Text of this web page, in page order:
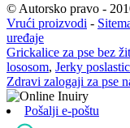
© Autorsko pravo -
Vrući proizvodi -
uređaje
Grickalice za pse bez
lososom, Jerky
Zdravi zalogaji za pse
Pošalji e-poštu